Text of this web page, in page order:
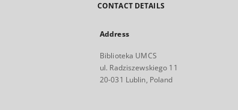
CONTACT DETAILS
Address
Biblioteka UMCS
ul. Radziszewskiego 11
20-031 Lublin, Poland